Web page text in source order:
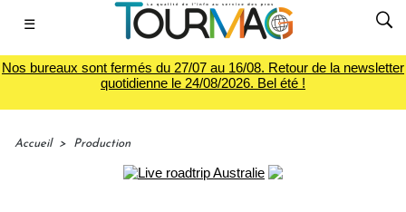
☰
Nos bureaux sont fermés du 27/07 au 16/08. Retour de la newsletter
quotidienne le 24/08/2026. Bel été !
Accueil > Production